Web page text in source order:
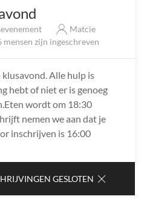
Matcie
mensen zijn ingeschreven
Alle hulp is
hebt of niet er is genoeg
wordt om 18:30
nemen we aan dat je
inschrijven is 16:00
GESLOTEN